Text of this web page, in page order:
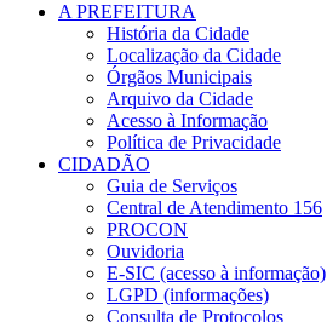
A PREFEITURA
História da Cidade
Localização da Cidade
Órgãos Municipais
Arquivo da Cidade
Acesso à Informação
Política de Privacidade
CIDADÃO
Guia de Serviços
Central de Atendimento 156
PROCON
Ouvidoria
E-SIC (acesso à informação)
LGPD (informações)
Consulta de Protocolos